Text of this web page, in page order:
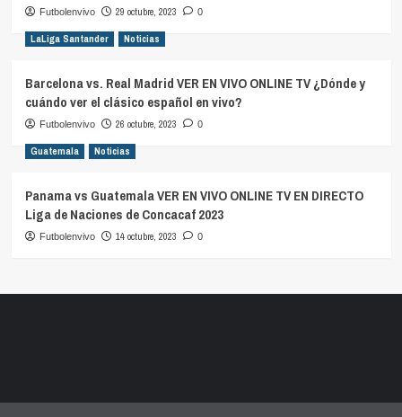
Futbolenvivo 29 octubre, 2023 0
LaLiga Santander Noticias
Barcelona vs. Real Madrid VER EN VIVO ONLINE TV ¿Dónde y
cuándo ver el clásico español en vivo?
Futbolenvivo 26 octubre, 2023 0
Guatemala Noticias
Panama vs Guatemala VER EN VIVO ONLINE TV EN DIRECTO
Liga de Naciones de Concacaf 2023
Futbolenvivo 14 octubre, 2023 0